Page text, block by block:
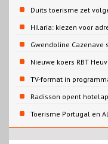
Cao-recreatie
Duits toerisme zet
content
Hilaria: kiezen voor
Gwendoline Cazenave
congres in Utrecht
Nieuwe koers RBT
zichtbaar in eerste
TV-format in
Rondje Gelderland
Radisson opent
Toerisme Portugal en
golftoerisme met